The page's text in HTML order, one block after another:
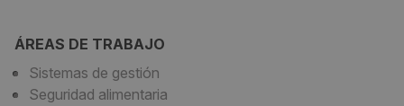
ÁREAS DE TRABAJO
Sistemas de gestión
Seguridad alimentaria